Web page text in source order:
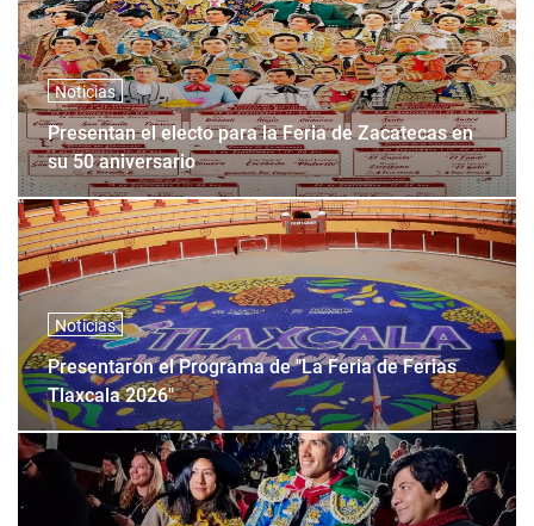
Noticias
Presentan el electo para la Feria de Zacatecas en
su 50 aniversario
Noticias
Presentaron el Programa de "La Feria de Ferias
Tlaxcala 2026"